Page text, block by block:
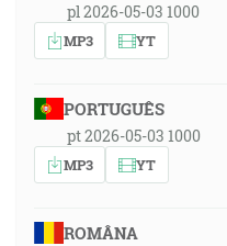
pl 2026-05-03 1000
MP3 YT
PORTUGUÊS
pt 2026-05-03 1000
MP3 YT
ROMÂNA